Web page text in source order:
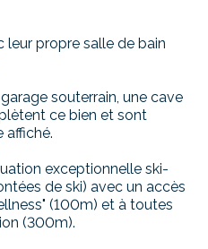
leur propre salle de bain
souterrain, une cave
ce bien et sont
affiché.
exceptionnelle ski-
de ski) avec un accès
(100m) et à toutes
(300m).